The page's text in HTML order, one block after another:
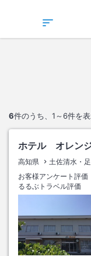
6件のうち、 1～6件を
ホテル オレン
高知県 土佐清水・
お客様アンケート評価
るるぶトラベル評価